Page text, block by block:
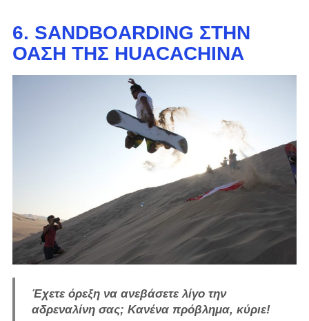
6. SANDBOARDING ΣΤΗΝ
ΌΑΣΗ ΤΗΣ HUACACHINA
Έχετε όρεξη να ανεβάσετε λίγο την
αδρεναλίνη σας; Κανένα πρόβλημα, κύριε!